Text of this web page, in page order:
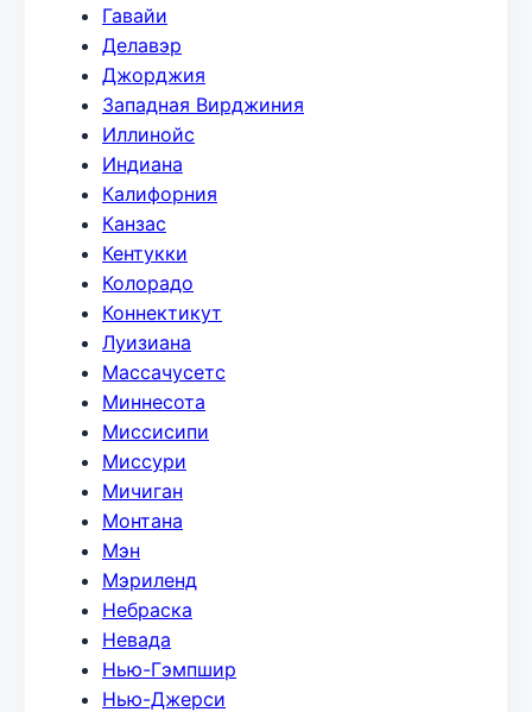
Гавайи
Делавэр
Джорджия
Западная Вирджиния
Иллинойс
Индиана
Калифорния
Канзас
Кентукки
Колорадо
Коннектикут
Луизиана
Массачусетс
Миннесота
Миссисипи
Миссури
Мичиган
Монтана
Мэн
Мэриленд
Небраска
Невада
Нью-Гэмпшир
Нью-Джерси